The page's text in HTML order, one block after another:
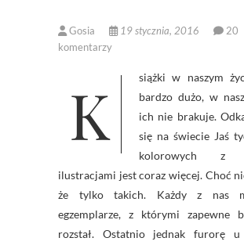
Gosia 19 stycznia, 2016
20
komentarzy
Książki w naszym życiu znaczą
bardzo dużo, w
ich nie brakuje.
się na świecie Jaś
kolorowych z
ilustracjami jest coraz więcej. Choć
że tylko takich. Każdy z nas
egzemplarze, z którymi zapewne
rozstał. Ostatnio jednak furorę